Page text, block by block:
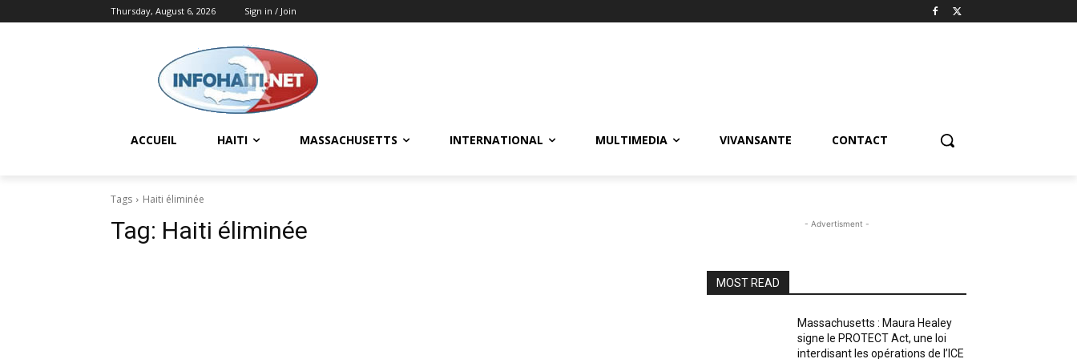
Thursday, August 6, 2026 Sign in / Join
ACCUEIL HAITI MASSACHUSETTS INTERNATIONAL MULTIMEDIA VIVANSANTE CONTACT
Tags Haiti éliminée
Tag: Haiti éliminée - Advertisment -
MOST READ
Massachusetts : Maura Healey
signe le PROTECT Act, une loi
interdisant les opérations de l’ICE